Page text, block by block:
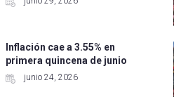
Inflación cae a 3.55% en
primera quincena de junio
junio 24, 2026